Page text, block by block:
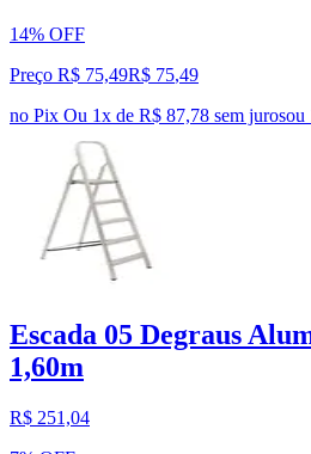
14% OFF
Preço R$ 75,49R$ 75,49
no Pix Ou 1x de R$ 87,78 sem jurosou
Escada 05 Degraus
1,60m
R$ 251,04